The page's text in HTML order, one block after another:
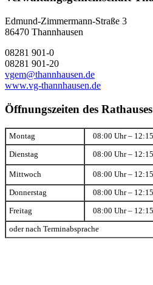
Edmund-Zimmermann-Straße 3
86470 Thannhausen
08281 901-0
08281 901-20
vgem@thannhausen.de
www.vg-thannhausen.de
Öffnungszeiten des Rathauses
Montag 08:00 Uhr –
Dienstag 08:00 Uhr –
Mittwoch 08:00 Uhr –
Donnerstag 08:00 Uhr –
Freitag 08:00 Uhr –
oder nach Terminabsprache